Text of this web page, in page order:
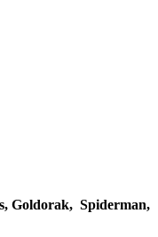
Goldorak, Spiderman,